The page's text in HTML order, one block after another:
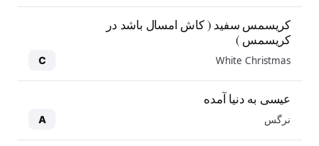
کریسمس سفید ( کاش امسال باشد در
کریسمس )
White Christmas
C
عیسی به دنیا آمده
نرگس A